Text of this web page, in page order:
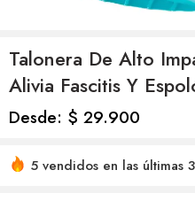
Talonera De Alto
Alivia Fascitis Y
Desde: $ 29.900
5 vendidos en las últimas